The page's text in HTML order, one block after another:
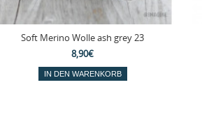
Soft Merino Wolle ash grey 23
8,90€
IN DEN WARENKORB